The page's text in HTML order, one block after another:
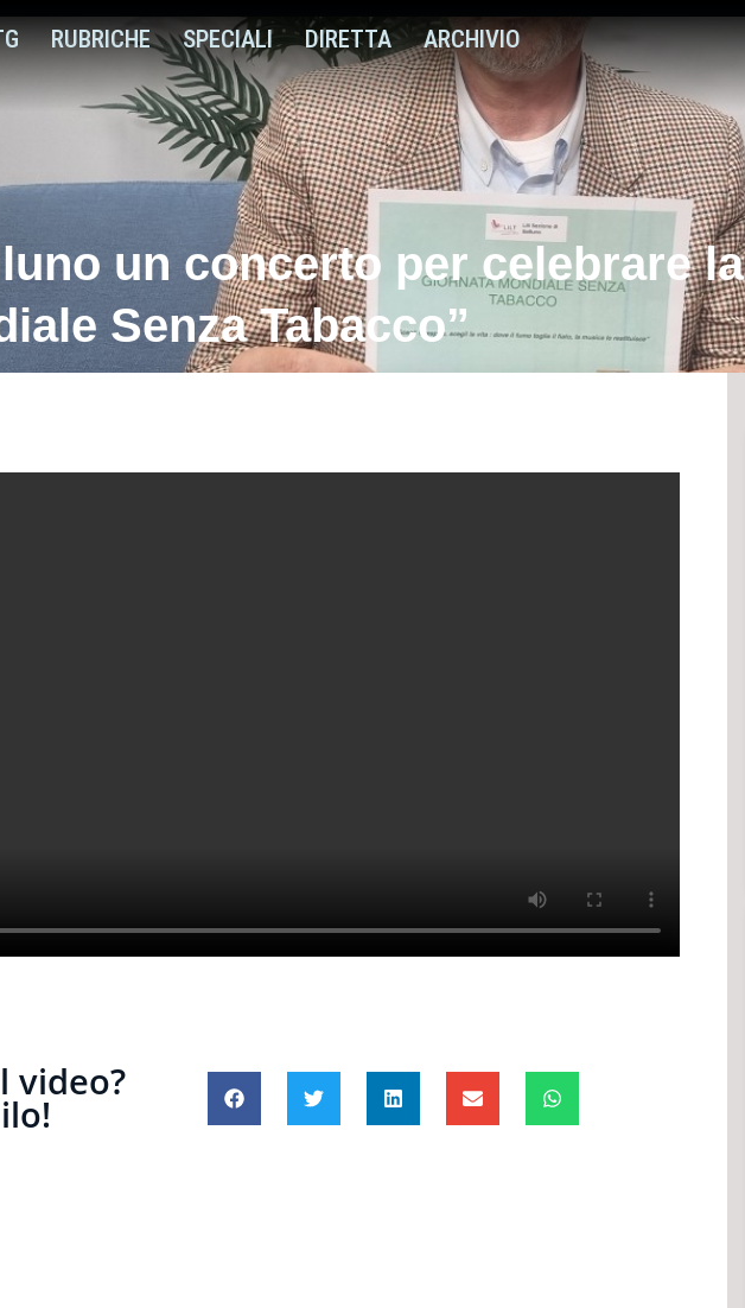
RUBRICHE SPECIALI DIRETTA ARCHIVIO
un concerto per celebrare la
Senza Tabacco”
video?